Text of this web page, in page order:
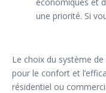
Le choix du système
pour le confort et
résidentiel ou
une priorité. Si